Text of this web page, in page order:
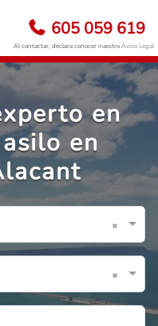
605 059 619
Al contactar, declara conocer nuestroAviso Legal
en
en
×
×